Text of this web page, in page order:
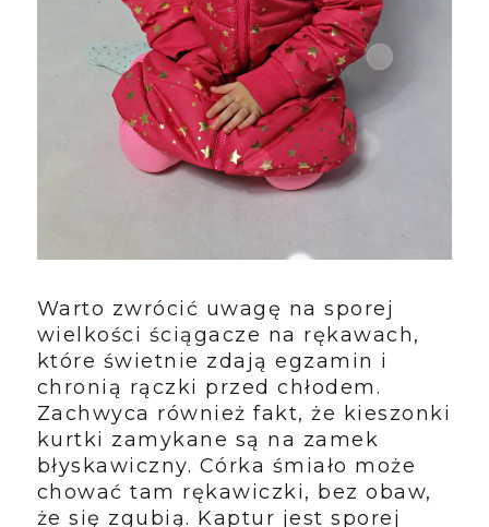
Warto zwrócić uwagę na sporej
wielkości ściągacze na rękawach,
które świetnie zdają egzamin i
chronią rączki przed chłodem.
Zachwyca również fakt, że kieszonki
kurtki zamykane są na zamek
błyskawiczny. Córka śmiało może
chować tam rękawiczki, bez obaw,
że się zgubią. Kaptur jest sporej